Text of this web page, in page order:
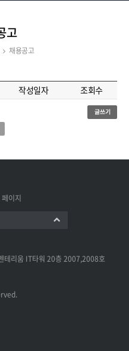
고
채용공고
작성일자 조회수
이지
테리움 IT타워 20층 2007,2008호